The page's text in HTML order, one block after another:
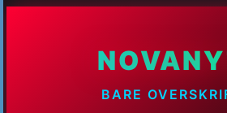
BARE